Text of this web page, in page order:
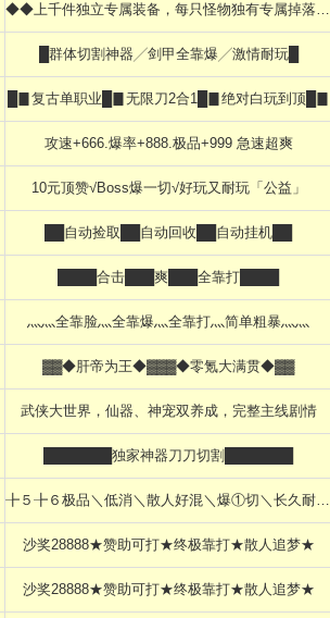
◆◆上千件独立专属装备，每只怪物独有专属掉落◆◆
█群体切割神器╱剑甲全靠爆╱激情耐玩█
█▊复古单职业█▊无限刀2合1█▊绝对白玩到顶█▊
攻速+666.爆率+888.极品+999 急速超爽
10元顶赞√Boss爆一切√好玩又耐玩「公益」
██自动捡取██自动回收██自动挂机██
████合击███爽███全靠打████
灬灬全靠脸灬全靠爆灬全靠打灬简单粗暴灬灬
▓▓◆肝帝为王◆▓▓▓◆零氪大满贯◆▓▓
武侠大世界，仙器、神宠双养成，完整主线剧情
███████独家神器刀刀切割███████
╊５╊６极品＼低消＼散人好混＼爆①切＼长久耐玩＼１切靠打
沙奖28888★赞助可打★终极靠打★散人追梦★
沙奖28888★赞助可打★终极靠打★散人追梦★